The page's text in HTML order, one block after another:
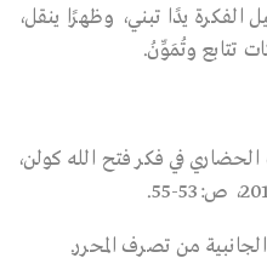
يدًا تبني، وظهرًا ينقل،
تتابع وتُمَوِّنُ.
في فكر فتح الله كولن،
من تصرف المحرر.